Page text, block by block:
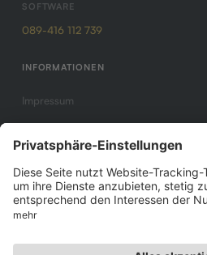
SOFTWARE
089-416 112 739
INFORMATIONEN
Impressum
AGB